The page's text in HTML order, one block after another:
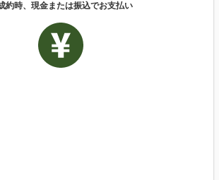
約時、現金または振込でお支払い